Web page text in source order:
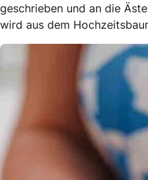
geschrieben und an die
wird aus dem